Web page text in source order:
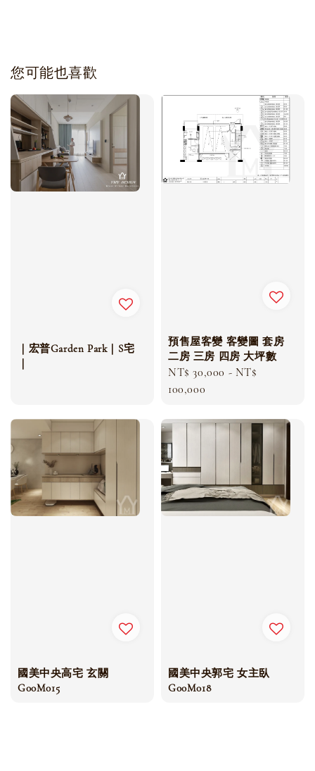
您可能也喜歡
｜宏普Garden Park｜S宅
｜
預售屋客變 客變圖 套房
二房 三房 四房 大坪數
Regular
price
NT$ 30,000 - NT$
100,000
國美中央高宅 玄關
G00M015
國美中央郭宅 女主臥
G00M018